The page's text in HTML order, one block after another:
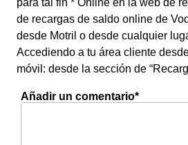
para tal fin * Online en la web de
de recargas de saldo online de
desde Motril o desde cualquier
Accediendo a tu área cliente
móvil: desde la sección de
Añadir un comentario*